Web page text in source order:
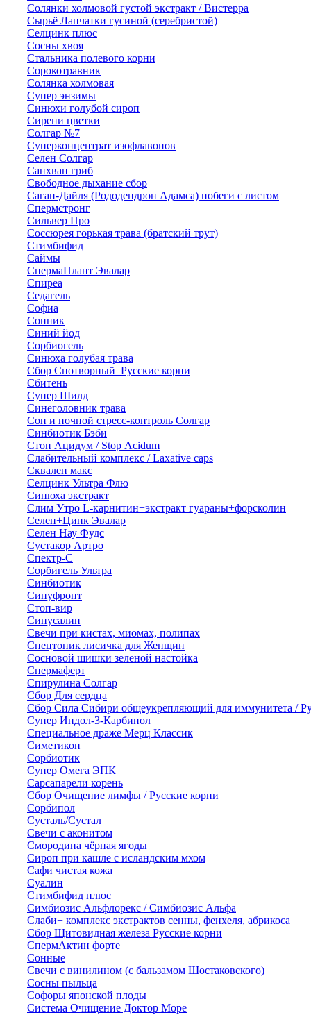
Солянки холмовой густой экстракт / Вистерра
Сырьё Лапчатки гусиной (серебристой)
Селцинк плюс
Сосны хвоя
Стальника полевого корни
Сорокотравник
Солянка холмовая
Супер энзимы
Синюхи голубой сироп
Сирени цветки
Солгар №7
Суперконцентрат изофлавонов
Селен Солгар
Санхван гриб
Свободное дыхание сбор
Саган-Дайля (Рододендрон Адамса) побеги с листом
Спермстронг
Сильвер Про
Соссюрея горькая трава (братский трут)
Стимбифид
Саймы
СпермаПлант Эвалар
Спиреа
Седагель
Софиа
Сонник
Синий йод
Сорбиогель
Синюха голубая трава
Сбор Снотворный Русские корни
Сбитень
Супер Шилд
Синеголовник трава
Сон и ночной стресс-контроль Солгар
Синбиотик Бэби
Стоп Ацидум / Stop Acidum
Слабительный комплекс / Laxative caps
Сквален макс
Селцинк Ультра Флю
Синюха экстракт
Слим Утро L-карнитин+экстракт гуараны+форсколин
Селен+Цинк Эвалар
Селен Нау Фудс
Сустакор Артро
Спектр-С
Сорбигель Ультра
Синбиотик
Синуфронт
Стоп-вир
Синусалин
Свечи при кистах, миомах, полипах
Спецтоник лисичка для Женщин
Сосновой шишки зеленой настойка
Спермаферт
Спирулина Солгар
Сбор Для сердца
Сбор Сила Сибири общеукрепляющий для иммунитета /
Супер Индол-3-Карбинол
Специальное драже Мерц Классик
Симетикон
Сорбиотик
Супер Омега ЭПК
Сарсапарели корень
Сбор Очищение лимфы / Русские корни
Сорбипол
Сусталь/Сустал
Свечи с аконитом
Смородина чёрная ягоды
Сироп при кашле с исландским мхом
Сафи чистая кожа
Суалин
Стимбифид плюс
Симбиозис Альфлорекс / Симбиозис Альфа
Слаби+ комплекс экстрактов сенны, фенхеля, абрикоса
Сбор Щитовидная железа Русские корни
СпермАктин форте
Сонные
Свечи с винилином (с бальзамом Шостаковского)
Сосны пыльца
Софоры японской плоды
Система Очищение Доктор Море